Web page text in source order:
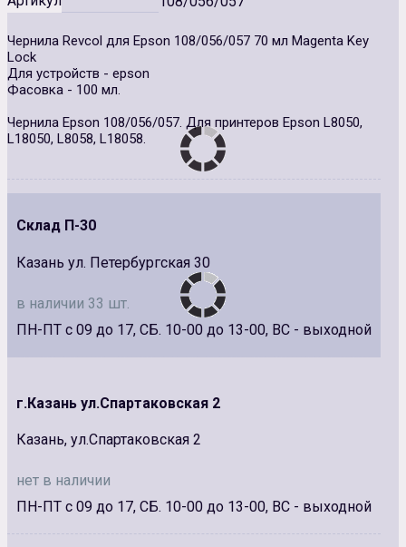
Чернила Revcol для Epson 108/056/057 70 мл Magenta Key
Lock
Для устройств - epson
Фасовка - 100 мл.
Чернила Epson 108/056/057. Для принтеров Epson L8050,
L18050, L8058, L18058.
Склад П-30
Казань ул. Петербургская 30
в наличии 33 шт.
ПН-ПТ с 09 до 17, СБ. 10-00 до 13-00, ВС - выходной
г.Казань ул.Спартаковская 2
Казань, ул.Спартаковская 2
нет в наличии
ПН-ПТ с 09 до 17, СБ. 10-00 до 13-00, ВС - выходной